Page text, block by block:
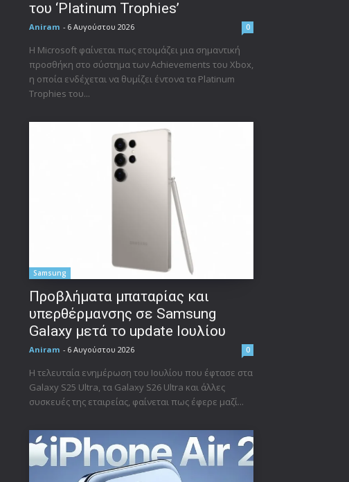
του ‘Platinum Trophies’
Aniram - 6 Αυγούστου 2026 0
Η Microsoft φαίνεται πως ετοιμάζει μια σημαντική
προσθήκη στο σύστημα των Achievements του Xbox,
η οποία ενδέχεται να θυμίζει έντονα τα Platinum
Trophies του...
Samsung
Προβλήματα μπαταρίας και
υπερθέρμανσης σε Samsung
Galaxy μετά το update Ιουλίου
Aniram - 6 Αυγούστου 2026 0
Η τελευταία ενημέρωση του Ιουλίου που έφτασε στα
Galaxy S25 Ultra, τα Galaxy S26 Ultra και άλλες
συσκευές της εταιρείας, φαίνεται πως έφερε μαζί...